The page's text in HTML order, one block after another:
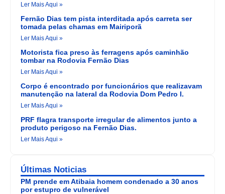
Ler Mais Aqui »
Fernão Dias tem pista interditada após carreta ser
tomada pelas chamas em Mairiporã
Ler Mais Aqui »
Motorista fica preso às ferragens após caminhão
tombar na Rodovia Fernão Dias
Ler Mais Aqui »
Corpo é encontrado por funcionários que realizavam
manutenção na lateral da Rodovia Dom Pedro I.
Ler Mais Aqui »
PRF flagra transporte irregular de alimentos junto a
produto perigoso na Fernão Dias.
Ler Mais Aqui »
Últimas Noticias
PM prende em Atibaia homem condenado a 30 anos
por estupro de vulnerável